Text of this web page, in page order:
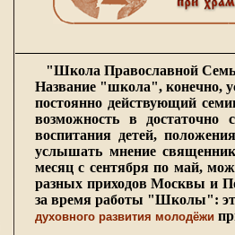
"Школа Православной
Название "школа", конечно,
постоянно действующий
возможность в
воспитания детей,
услышать мнение
месяц с сентября по май,
разных приходов Москвы и
за время работы "Школы":
духовного развития молодёжи